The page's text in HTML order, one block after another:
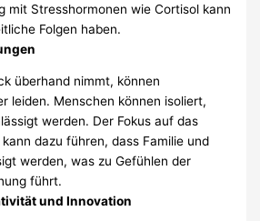
mit Stresshormonen wie Cortisol kann
Folgen haben.
überhand nimmt, können
leiden. Menschen können isoliert,
werden. Der Fokus auf das
dazu führen, dass Familie und
werden, was zu Gefühlen der
führt.
und Innovation